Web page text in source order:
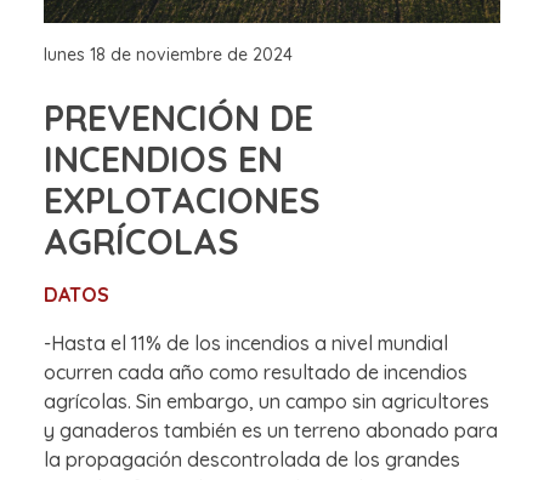
lunes 18 de noviembre de 2024
PREVENCIÓN DE
INCENDIOS EN
EXPLOTACIONES
AGRÍCOLAS
DATOS
-Hasta el 11% de los incendios a nivel mundial
ocurren cada año como resultado de incendios
agrícolas. Sin embargo, un campo sin agricultores
y ganaderos también es un terreno abonado para
la propagación descontrolada de los grandes